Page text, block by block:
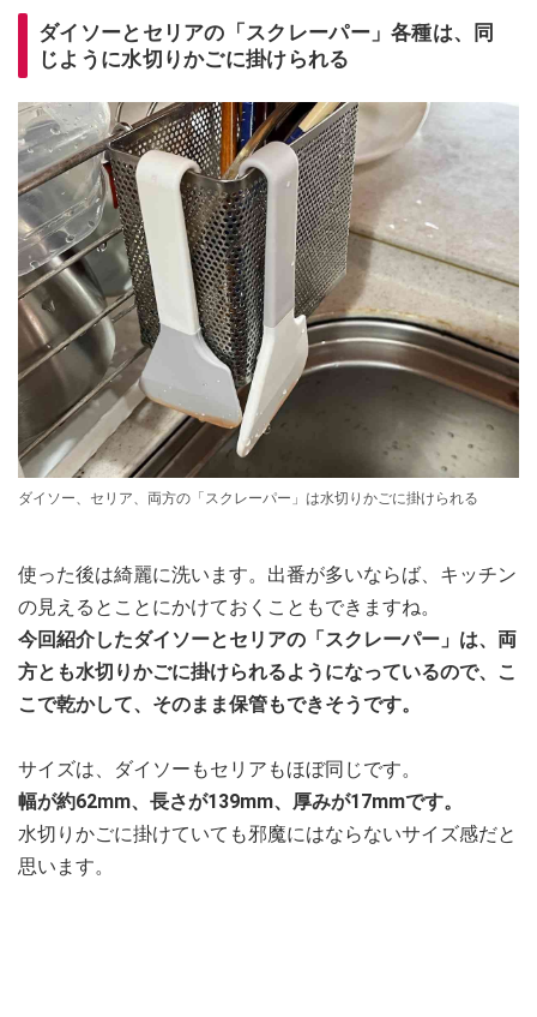
ダイソーとセリアの「スクレーパー」各種は、同
じように水切りかごに掛けられる
ダイソー、セリア、両方の「スクレーパー」は水切りかごに掛けられる
使った後は綺麗に洗います。出番が多いならば、キッチン
の見えるとことにかけておくこともできますね。
今回紹介したダイソーとセリアの「スクレーパー」は、両
方とも水切りかごに掛けられるようになっているので、こ
こで乾かして、そのまま保管もできそうです。
サイズは、ダイソーもセリアもほぼ同じです。
幅が約62mm、長さが139mm、厚みが17mmです。
水切りかごに掛けていても邪魔にはならないサイズ感だと
思います。